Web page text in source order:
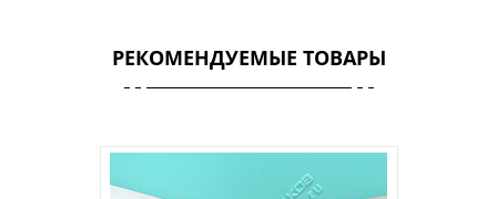
РЕКОМЕНДУЕМЫЕ ТОВАРЫ